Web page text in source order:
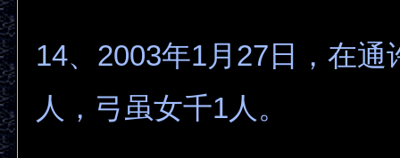
14、2003年1月27日，在通
人，弓虽女千1人。